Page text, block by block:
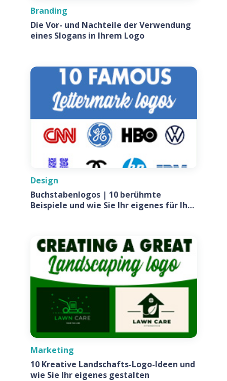
Branding
Die Vor- und Nachteile der Verwendung
eines Slogans in Ihrem Logo
Design
Buchstabenlogos | 10 berühmte
Beispiele und wie Sie Ihr eigenes für Ihr
Marketing
10 Kreative Landschafts-Logo-Ideen und
wie Sie Ihr eigenes gestalten